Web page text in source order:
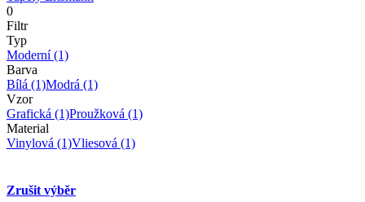
0
Filtr
Typ
Moderní(1)
Barva
Bílá (1)Modrá (1)
Vzor
Grafická (1)Proužková (1)
Material
Vinylová (1)Vliesová (1)
Zrušit výběr